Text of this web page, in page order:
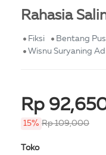
Rahasia
Fiksi
Bentang
Wisnu Suryaning Ad
Rp
15% Rp 109,000
Toko